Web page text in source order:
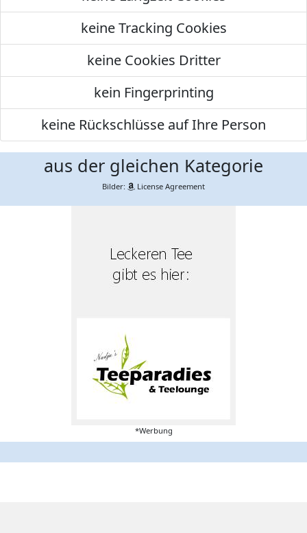
keine Tracking Cookies
keine Cookies Dritter
kein Fingerprinting
keine Rückschlüsse auf Ihre Person
aus der gleichen Kategorie
Bilder: License Agreement
*Werbung